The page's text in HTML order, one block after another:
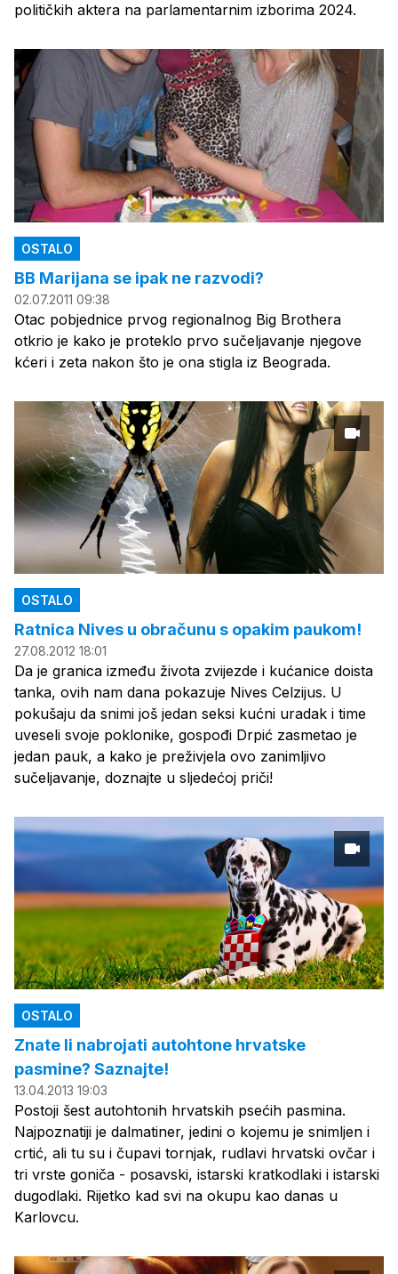
političkih aktera na parlamentarnim izborima 2024.
OSTALO
BB Marijana se ipak ne razvodi?
02.07.2011 09:38
Otac pobjednice prvog regionalnog Big Brothera
otkrio je kako je proteklo prvo sučeljavanje njegove
kćeri i zeta nakon što je ona stigla iz Beograda.
OSTALO
Ratnica Nives u obračunu s opakim paukom!
27.08.2012 18:01
Da je granica između života zvijezde i kućanice doista
tanka, ovih nam dana pokazuje Nives Celzijus. U
pokušaju da snimi još jedan seksi kućni uradak i time
uveseli svoje poklonike, gospođi Drpić zasmetao je
jedan pauk, a kako je preživjela ovo zanimljivo
sučeljavanje, doznajte u sljedećoj priči!
OSTALO
Znate li nabrojati autohtone hrvatske
pasmine? Saznajte!
13.04.2013 19:03
Postoji šest autohtonih hrvatskih psećih pasmina.
Najpoznatiji je dalmatiner, jedini o kojemu je snimljen i
crtić, ali tu su i čupavi tornjak, rudlavi hrvatski ovčar i
tri vrste goniča - posavski, istarski kratkodlaki i istarski
dugodlaki. Rijetko kad svi na okupu kao danas u
Karlovcu.